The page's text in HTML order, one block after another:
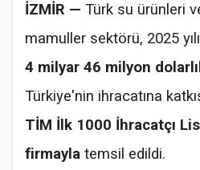
İZMİR — Türk su ürünleri
mamuller sektörü, 2025
4 milyar 46 milyon
Türkiye'nin ihracatına
TİM İlk 1000 İhracatçı
firmayla temsil edildi.